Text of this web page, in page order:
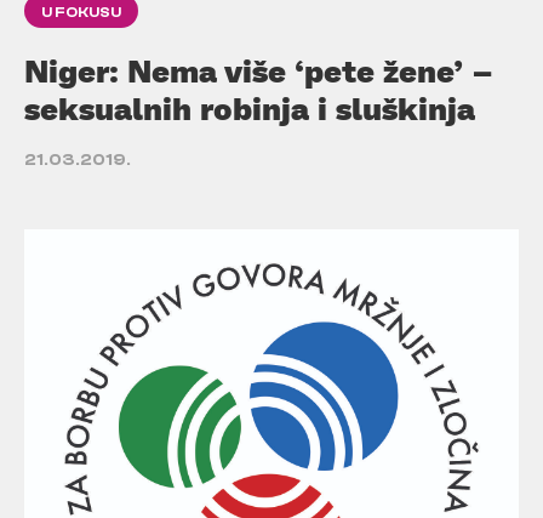
U FOKUSU
Niger: Nema više ‘pete žene’ –
seksualnih robinja i sluškinja
21.03.2019.